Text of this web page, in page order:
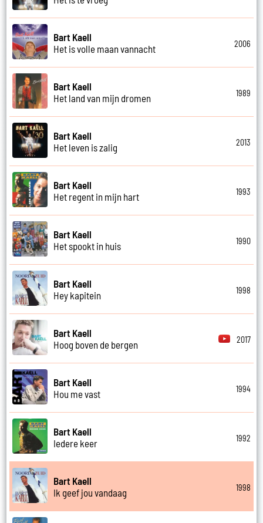
Bart Kaell
Het is volle maan vannacht
2006
Bart Kaell
Het land van mijn dromen
1989
Bart Kaell
Het leven is zalig
2013
Bart Kaell
Het regent in mijn hart
1993
Bart Kaell
Het spookt in huis
1990
Bart Kaell
Hey kapitein
1998
Bart Kaell
Hoog boven de bergen
2017
Bart Kaell
Hou me vast
1994
Bart Kaell
Iedere keer
1992
Bart Kaell
Ik geef jou vandaag
1998